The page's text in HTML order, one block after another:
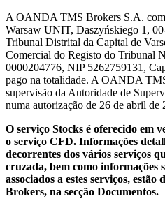
A OANDA TMS Brokers S.A. com
Warsaw UNIT, Daszyńskiego 1,
Tribunal Distrital da Capital de
Comercial do Registo do Tribunal
0000204776, NIP 5262759131,
pago na totalidade. A OANDA
supervisão da Autoridade de
numa autorização de 26 de abril
O serviço Stocks é oferecido em
o serviço CFD. Informações
decorrentes dos vários serviços
cruzada, bem como informações
associados a estes serviços,
Brokers, na secção Documentos.